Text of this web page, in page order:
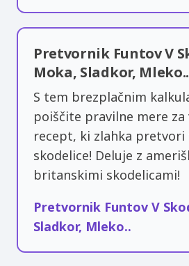
Pretvornik Funtov V
Moka, Sladkor, Mleko..
S tem brezplačnim
poiščite pravilne mere za
recept, ki zlahka
skodelice! Deluje z
britanskimi skodelicami!
Pretvornik Funtov V
Sladkor, Mleko..